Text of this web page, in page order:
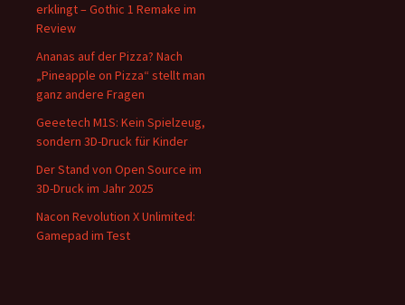
erklingt – Gothic 1 Remake im
Review
Ananas auf der Pizza? Nach
„Pineapple on Pizza“ stellt man
ganz andere Fragen
Geeetech M1S: Kein Spielzeug,
sondern 3D-Druck für Kinder
Der Stand von Open Source im
3D-Druck im Jahr 2025
Nacon Revolution X Unlimited:
Gamepad im Test